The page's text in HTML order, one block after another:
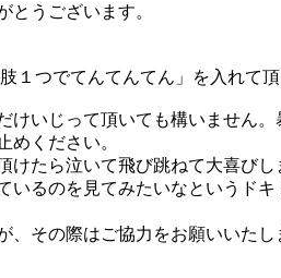
うございます。
１つでてんてんてん」を入れて頂
いじって頂いても構いません
めください。
たら泣いて飛び跳ねて大喜びし
るのを見てみたいなというド
、その際はご協力をお願いいたし